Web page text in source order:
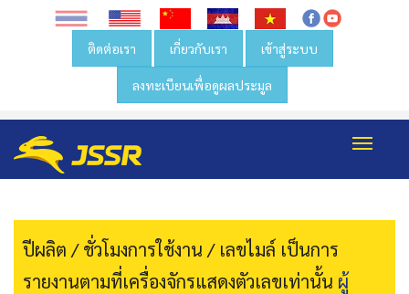
ติดต่อเรา เกี่ยวกับเรา เข้าสู่ระบบ
ลงทะเบียนเพื่อดูผลประมูล
ปีผลิต / ชั่วโมงการใช้งาน / เลขไมล์ เป็นการ
รายงานตามที่เครื่องจักรแสดงตัวเลขเท่านั้น ผู้